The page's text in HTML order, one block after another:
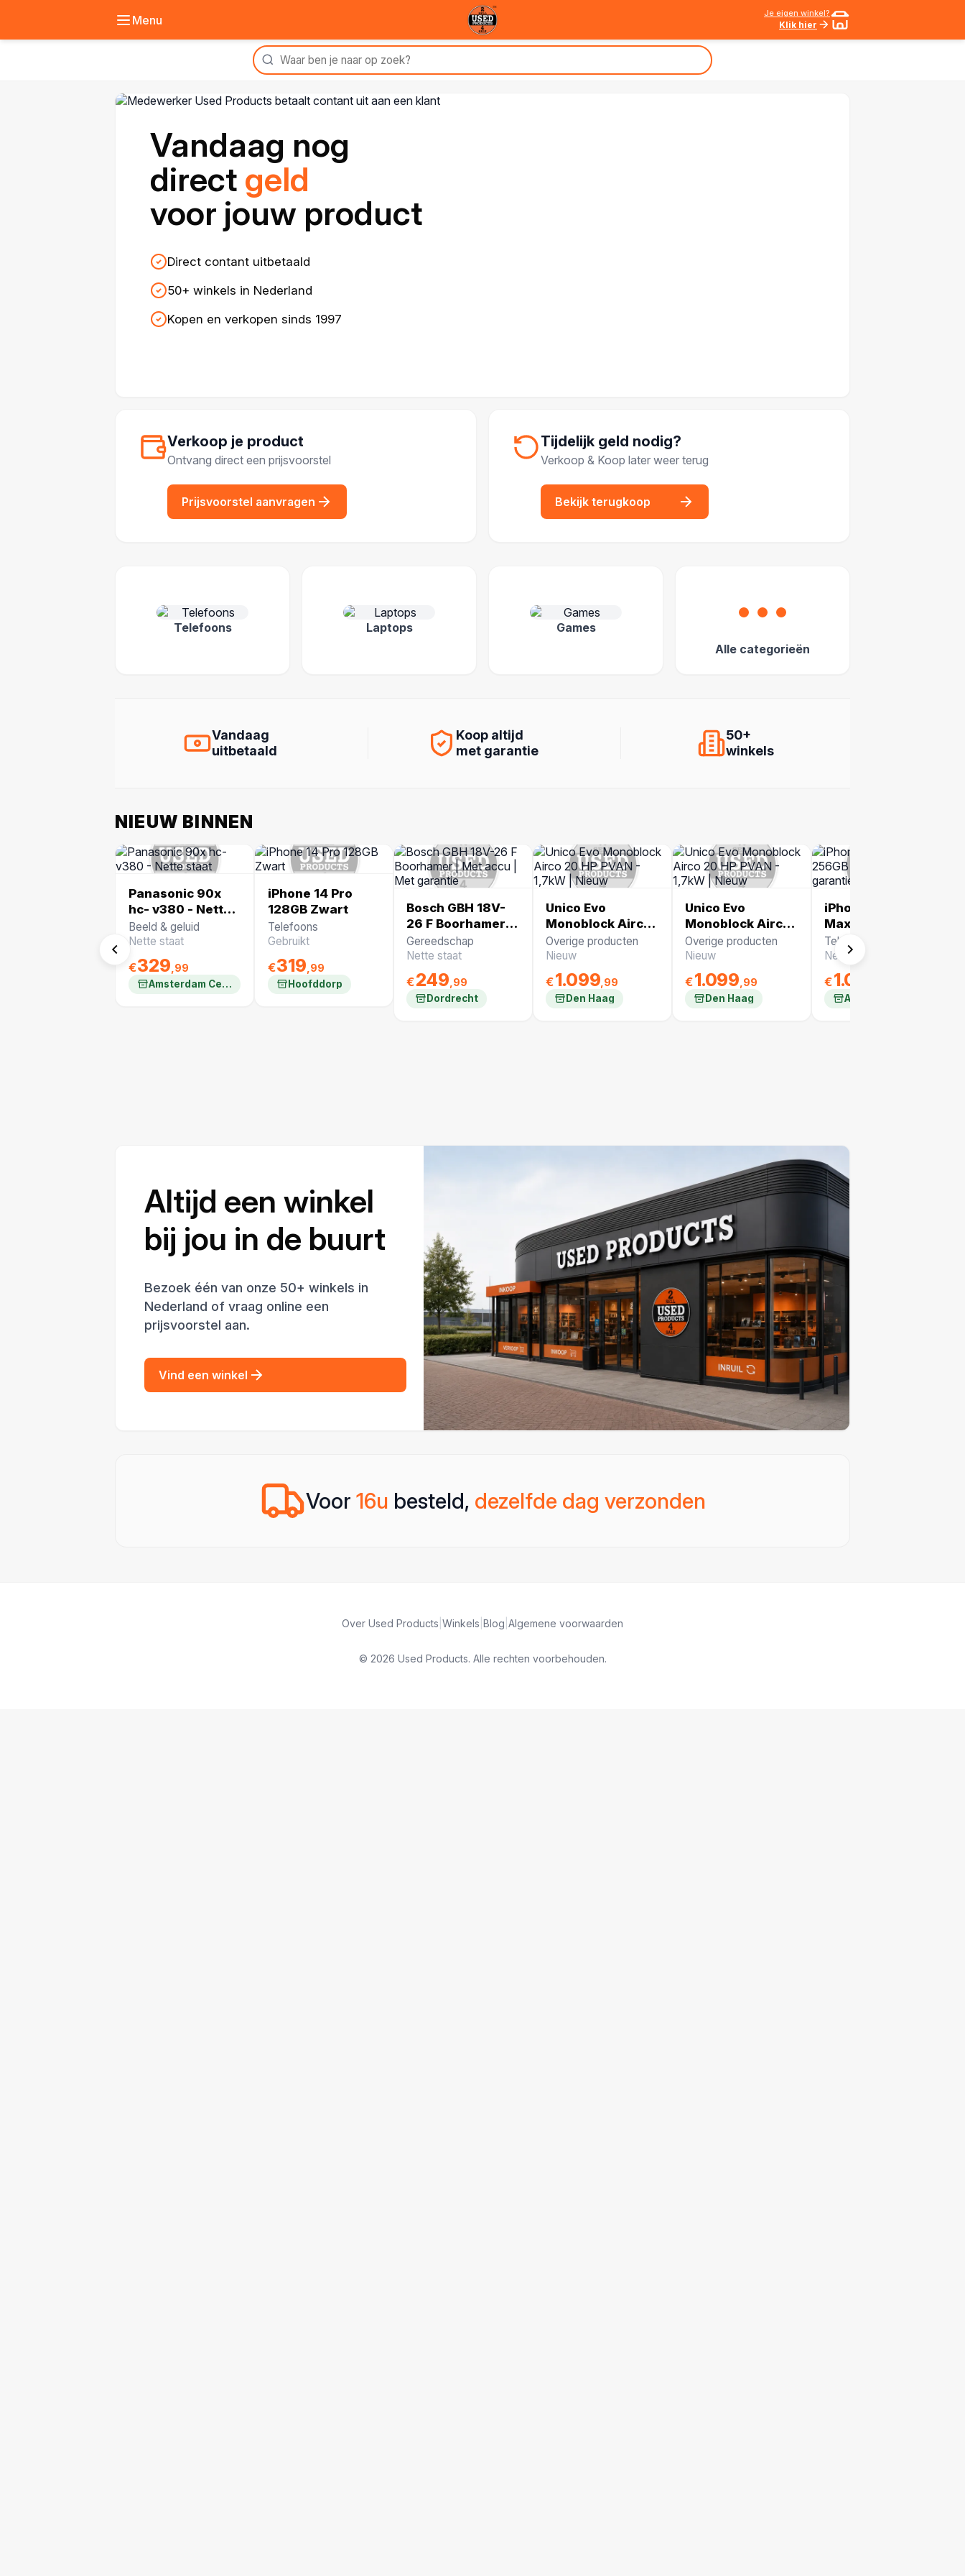
Menu Je eigen winkel?
Klik hier
Vandaag nog
direct geld
voor jouw product
Direct contant uitbetaald
50+ winkels in Nederland
Kopen en verkopen sinds 1997
Verkoop je product
Ontvang direct een prijsvoorstel
Prijsvoorstel aanvragen
Tijdelijk geld nodig?
Verkoop & Koop later weer terug
Bekijk terugkoop
Telefoons Laptops
Games
Alle categorieën
Vandaag
uitbetaald
Koop altijd
met garantie
50+
winkels
NIEUW BINNEN
Panasonic 90x
hc- v380 - Nette
staat
Beeld & geluid
Nette staat
€329 ,99
Amsterdam Centrum
iPhone 14 Pro
128GB Zwart
Telefoons
Gebruikt
€319 ,99
Hoofddorp
Bosch GBH 18V-
26 F Boorhamer |
Met accu | Met
garantie
Gereedschap
Nette staat
€249 ,99
Dordrecht
Unico Evo
Monoblock Airco
20 HP PVAN -
1,7kW | Nieuw
Overige producten
Nieuw
€1.099 ,99
Den Haag
Unico Evo
Monoblock Airco
20 HP PVAN -
1,7kW | Nieuw
Overige producten
Nieuw
€1.099 ,99
Den Haag
iPhone 17 Pro
Max 256GB
Oranje + Apple
garantie | E-Sim
Telefoons
Nette staat
€1.099
Altijd een winkel
bij jou in de buurt
Bezoek één van onze 50+ winkels in
Nederland of vraag online een
prijsvoorstel aan.
Vind een winkel
Voor 16u besteld, dezelfde dag verzonden
Over Used Products Winkels Blog Algemene voorwaarden
© 2026 Used Products. Alle rechten voorbehouden.